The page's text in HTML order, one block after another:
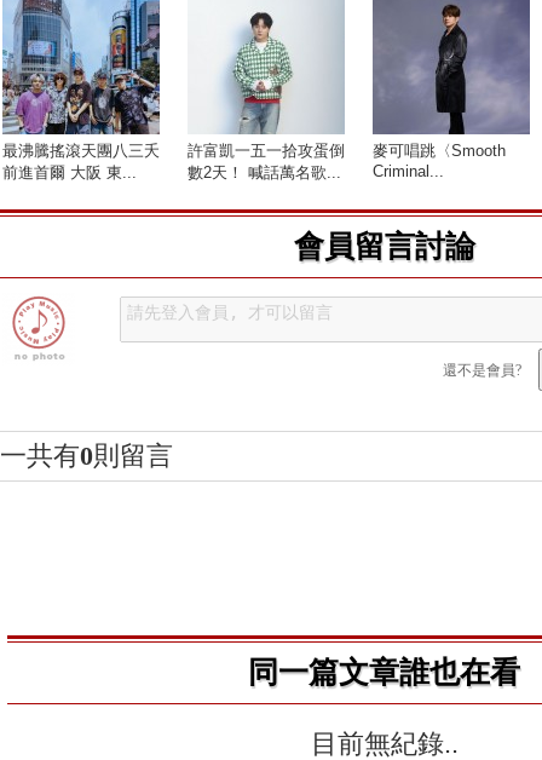
最沸騰搖滾天團八三夭
前進首爾 大阪 東...
許富凱一五一拾攻蛋倒
數2天！ 喊話萬名歌...
麥可唱跳〈Smooth
Criminal...
會員留言討論
還不是會員?
一共有0則留言
同一篇文章誰也在看
目前無紀錄..